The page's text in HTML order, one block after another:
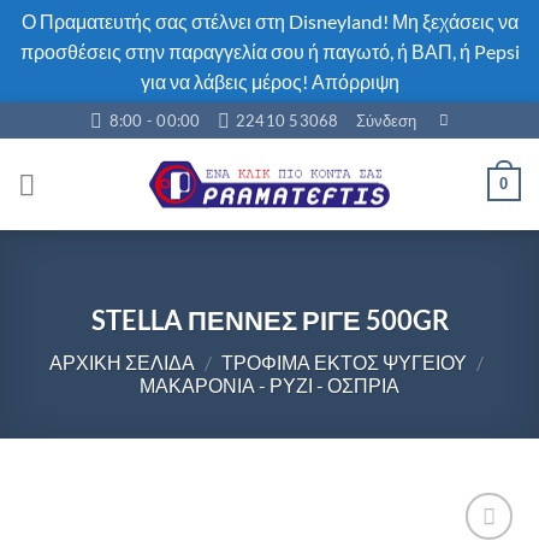
Ο Πραματευτής σας στέλνει στη Disneyland! Μη ξεχάσεις να
προσθέσεις στην παραγγελία σου ή παγωτό, ή ΒΑΠ, ή Pepsi
για να λάβεις μέρος! Απόρριψη
στο
περιεχόμενο
8:00 - 00:00 22410 53068 Σύνδεση
0
STELLA ΠΕΝΝΕΣ ΡΙΓΕ 500GR
ΑΡΧΙΚΉ ΣΕΛΊΔΑ / ΤΡΟΦΙΜΑ ΕΚΤΟΣ ΨΥΓΕΊΟΥ /
ΜΑΚΑΡΌΝΙΑ - ΡΎΖΙ - ΌΣΠΡΙΑ